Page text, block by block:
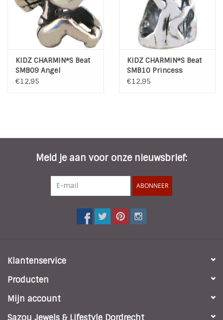
KIDZ CHARMIN*S Beat
SMB09 Angel
€12,95
KIDZ CHARMIN*S Beat
SMB10 Princess
€12,95
Meld je aan voor onze nieuwsbrief:
ABONNEER
Klantenservice
Producten
Mijn account
Sazou Jewels & Lifestyle Dordrecht